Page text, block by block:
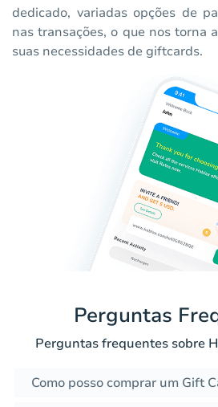
dedicado, variadas opções de
nas transações, o que nos torna
suas necessidades de giftcards.
Perguntas
Perguntas frequentes sobre
Como posso comprar um Gift